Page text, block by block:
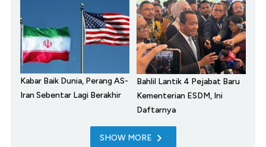
Kabar Baik Dunia, Perang AS-
Iran Sebentar Lagi Berakhir
Bahlil Lantik 4 Pejabat Baru
Kementerian ESDM, Ini
Daftarnya
SHOW MORE